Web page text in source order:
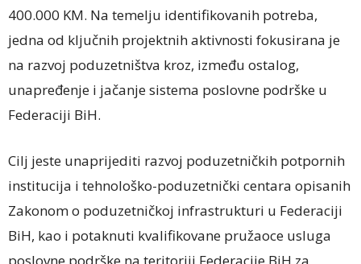
400.000 KM. Na temelju identifikovanih potreba,
jedna od ključnih projektnih aktivnosti fokusirana je
na razvoj poduzetništva kroz, između ostalog,
unapređenje i jačanje sistema poslovne podrške u
Federaciji BiH.
Cilj jeste unaprijediti razvoj poduzetničkih potpornih
institucija i tehnološko-poduzetnički centara opisanih
Zakonom o poduzetničkoj infrastrukturi u Federaciji
BiH, kao i potaknuti kvalifikovane pružaoce usluga
poslovne podrške na teritoriji Federacije BiH za